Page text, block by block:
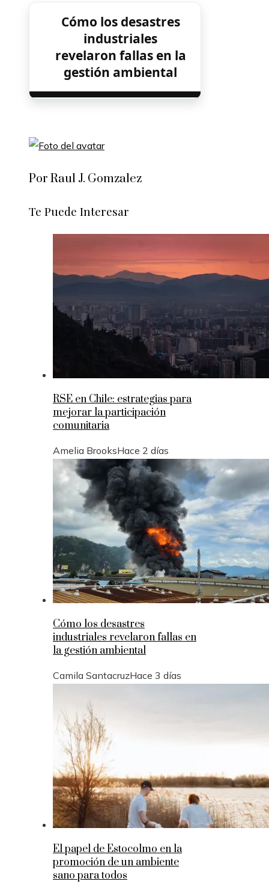
Cómo los desastres
industriales
revelaron fallas en la
gestión ambiental
Por Raul J. Gomzalez
Te Puede Interesar
RSE en Chile: estrategias para
mejorar la participación
comunitaria
Amelia BrooksHace 2 días
Cómo los desastres
industriales revelaron fallas en
la gestión ambiental
Camila SantacruzHace 3 días
El papel de Estocolmo en la
promoción de un ambiente
sano para todos